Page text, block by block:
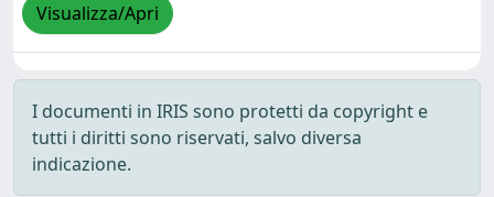
Visualizza/Apri
I documenti in IRIS sono protetti da copyright e
tutti i diritti sono riservati, salvo diversa
indicazione.